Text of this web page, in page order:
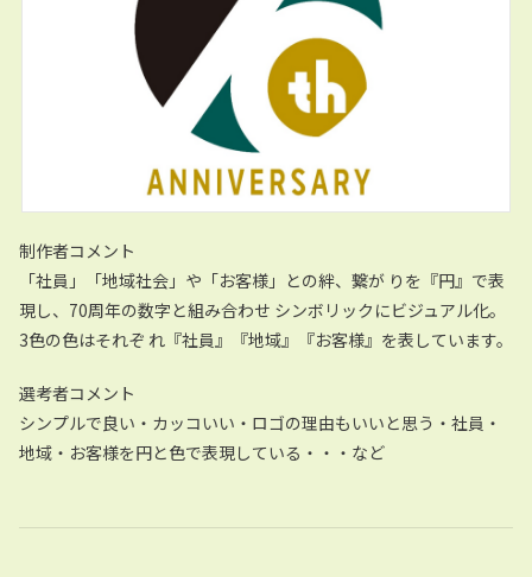
制作者コメント
「社員」「地域社会」や「お客様」との絆、繋が りを『円』で表
現し、70周年の数字と組み合わせ シンボリックにビジュアル化。
3色の色はそれぞ れ『社員』『地域』『お客様』を表しています。
選考者コメント
シンプルで良い・カッコいい・ロゴの理由もいいと思う・社員・
地域・お客様を円と色で表現している・・・など